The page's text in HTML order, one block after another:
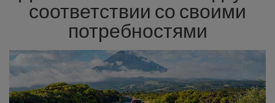
соответствии со своими
потребностями